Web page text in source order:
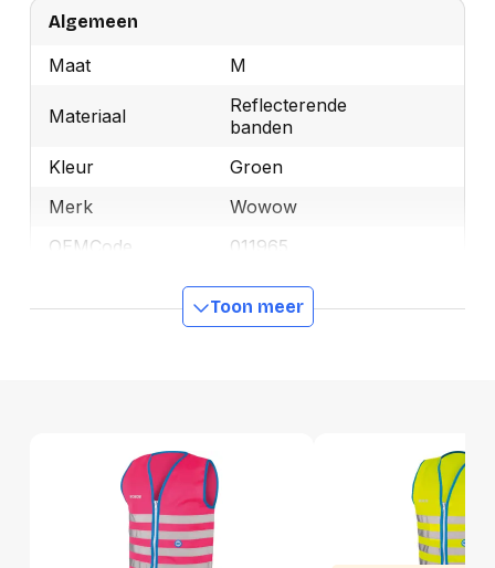
Algemeen
Maat M
Materiaal
Reflecterende
banden
Kleur
Groen
Merk
Wowow
OEMCode
011965
Manufacturer Part
Number
Toon meer